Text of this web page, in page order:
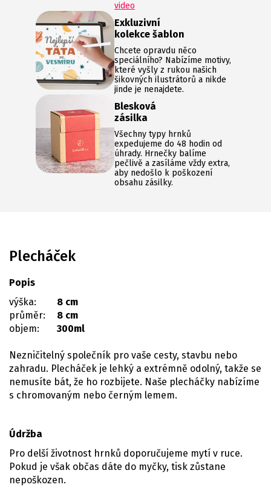
video
Exkluzivní
kolekce šablon
Chcete opravdu něco
speciálního? Nabízíme motivy,
které vyšly z rukou našich
šikovných ilustrátorů a nikde
jinde je nenajdete.
Blesková
zásilka
Všechny typy hrnků
expedujeme do 48 hodin od
úhrady. Hrnečky balíme
pečlivě a zasíláme vždy extra,
aby nedošlo k poškození
obsahu zásilky.
Plecháček
Popis
výška:
8 cm
průměr:
8 cm
objem:
300ml
Nezničitelný společník pro vaše cesty, stavbu nebo
zahradu. Plecháček je lehký a extrémně odolný, takže se
nemusíte bát, že ho rozbijete. Naše plecháčky nabízíme
s chromovaným nebo černým lemem.
Údržba
Pro delší životnost hrnků doporučujeme mytí v ruce.
Pokud je však občas dáte do myčky, tisk zůstane
nepoškozen.